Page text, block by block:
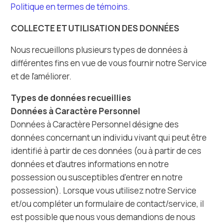
Politique en termes de témoins.
COLLECTE ET UTILISATION DES DONNÉES
Nous recueillons plusieurs types de données à
différentes fins en vue de vous fournir notre Service
et de l’améliorer.
Types de données recueillies
Données à Caractère Personnel
Données à Caractère Personnel désigne des
données concernant un individu vivant qui peut être
identifié à partir de ces données (ou à partir de ces
données et d’autres informations en notre
possession ou susceptibles d’entrer en notre
possession). Lorsque vous utilisez notre Service
et/ou compléter un formulaire de contact/service, il
est possible que nous vous demandions de nous